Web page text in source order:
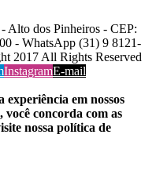
Alto dos Pinheiros - CEP:
- WhatsApp (31) 9 8121-
2017 All Rights Reserved
InstagramE-mail
experiência em nossos
você concorda com as
nossa política de